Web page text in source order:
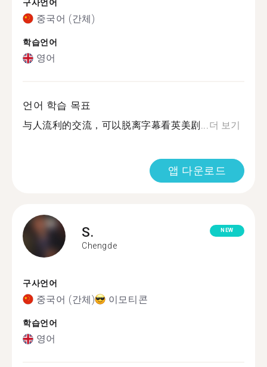
구사언어
중국어 (간체)
학습언어
영어
언어 학습 목표
与人流利的交流，可以脱离字幕看英美剧...더 보기
앱 다운로드
S.
Chengde
NEW
구사언어
중국어 (간체) 이모티콘
학습언어
영어